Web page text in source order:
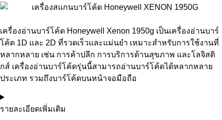
เครื่องอ่านบาร์โค้ด Honeywell Xenon 1950g เป็นเครื่องอ่านบาร์
โค้ด 1D และ 2D ที่รวดเร็วและแม่นยำ เหมาะสำหรับการใช้งานที่
หลากหลาย เช่น การค้าปลีก การบริการด้านสุขภาพ และโลจิสติ
กส์ เครื่องอ่านบาร์โค้ดรุ่นนี้สามารถอ่านบาร์โค้ดได้หลากหลาย
ประเภท รวมถึงบาร์โค้ดบนหน้าจอมือถือ
รายละเอียดเพิ่มเติม